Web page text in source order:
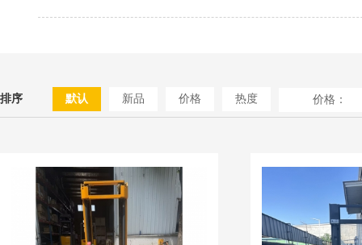
排序 默认 新品 价格 热度 价格：